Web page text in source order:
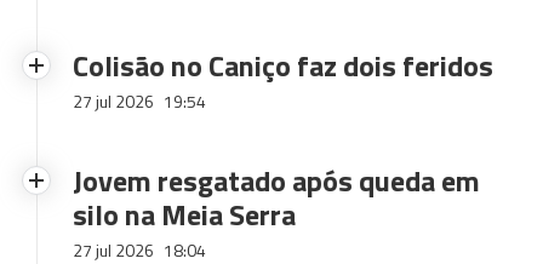
Colisão no Caniço faz dois feridos
27 jul 2026 19:54
Jovem resgatado após queda em
silo na Meia Serra
27 jul 2026 18:04